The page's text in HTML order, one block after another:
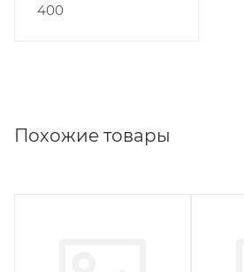
400
Похожие товары